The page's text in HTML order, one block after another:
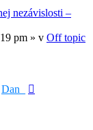
nezávislosti –
pm » v Off topic
Dan_